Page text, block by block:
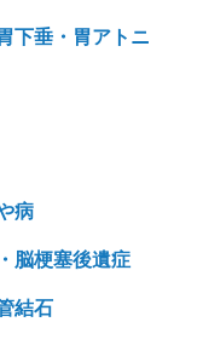
下垂・胃アトニ
病
脳梗塞後遺症
結石